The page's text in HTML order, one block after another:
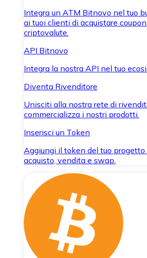
Integra un ATM Bitnovo nel tuo
ai tuoi clienti di acquistare
criptovalute.
API Bitnovo
Integra la nostra API nel tuo
Diventa Rivenditore
Unisciti alla nostra rete di
commercializza i nostri prodotti.
Inserisci un Token
Aggiungi il token del tuo
acquisto, vendita e swap.